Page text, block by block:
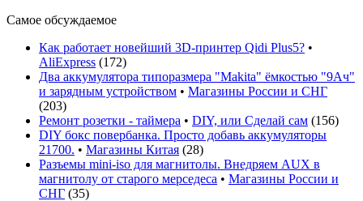
Самое обсуждаемое
Как работает новейший 3D-принтер Qidi Plus5? •
AliExpress (172)
Два аккумулятора типоразмера "Makita" ёмкостью "9Ач"
и зарядным устройством • Магазины России и СНГ
(203)
Ремонт розетки - таймера • DIY, или Сделай сам (156)
DIY бокс повербанка. Просто добавь аккумуляторы
21700. • Магазины Китая (28)
Разъемы mini-iso для магнитолы. Внедряем AUX в
магнитолу от старого мерседеса • Магазины России и
СНГ (35)